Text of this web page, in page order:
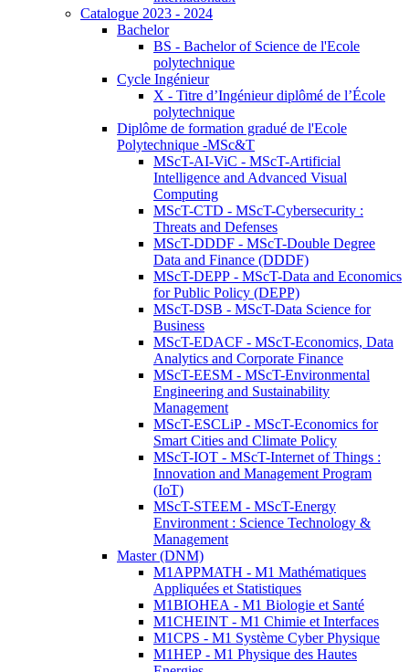
Catalogue 2023 - 2024
Bachelor
BS - Bachelor of Science de l'Ecole
polytechnique
Cycle Ingénieur
X - Titre d’Ingénieur diplômé de l’École
polytechnique
Diplôme de formation gradué de l'Ecole
Polytechnique -MSc&T
MScT-AI-ViC - MScT-Artificial
Intelligence and Advanced Visual
Computing
MScT-CTD - MScT-Cybersecurity :
Threats and Defenses
MScT-DDDF - MScT-Double Degree
Data and Finance (DDDF)
MScT-DEPP - MScT-Data and Economics
for Public Policy (DEPP)
MScT-DSB - MScT-Data Science for
Business
MScT-EDACF - MScT-Economics, Data
Analytics and Corporate Finance
MScT-EESM - MScT-Environmental
Engineering and Sustainability
Management
MScT-ESCLiP - MScT-Economics for
Smart Cities and Climate Policy
MScT-IOT - MScT-Internet of Things :
Innovation and Management Program
(IoT)
MScT-STEEM - MScT-Energy
Environment : Science Technology &
Management
Master (DNM)
M1APPMATH - M1 Mathématiques
Appliquées et Statistiques
M1BIOHEA - M1 Biologie et Santé
M1CHEINT - M1 Chimie et Interfaces
M1CPS - M1 Système Cyber Physique
M1HEP - M1 Physique des Hautes